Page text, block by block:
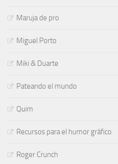
Maruja de pro
Miguel Porto
Miki & Duarte
Pateando el mundo
Quim
Recursos para el humor gráfico
Roger Crunch